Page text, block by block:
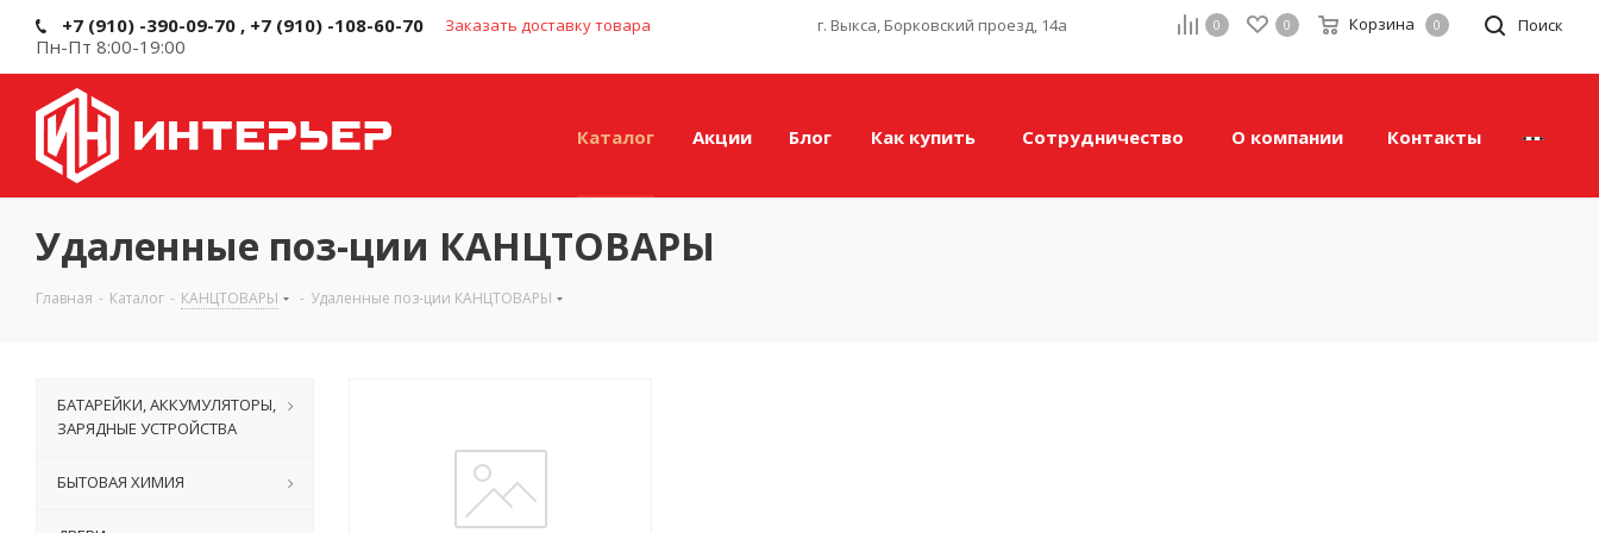
+7 (910) -390-09-70 , +7 (910) -108-60-70 Заказать доставку товара
Пн-Пт 8:00-19:00
г. Выкса, Борковский проезд, 14а Поиск
0 0 Корзина 0
Каталог Акции Блог Как купить Сотрудничество О компании Контакты
Удаленные поз-ции КАНЦТОВАРЫ
Главная - Каталог - КАНЦТОВАРЫ - Удаленные поз-ции КАНЦТОВАРЫ
БАТАРЕЙКИ, АККУМУЛЯТОРЫ,
ЗАРЯДНЫЕ УСТРОЙСТВА
БЫТОВАЯ ХИМИЯ